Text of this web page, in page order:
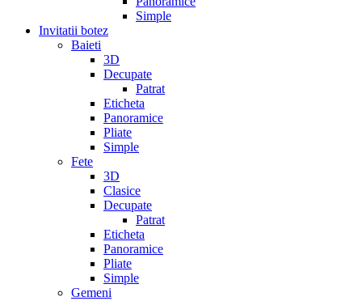
Simple
Invitatii botez
Baieti
3D
Decupate
Patrat
Eticheta
Panoramice
Pliate
Simple
Fete
3D
Clasice
Decupate
Patrat
Eticheta
Panoramice
Pliate
Simple
Gemeni